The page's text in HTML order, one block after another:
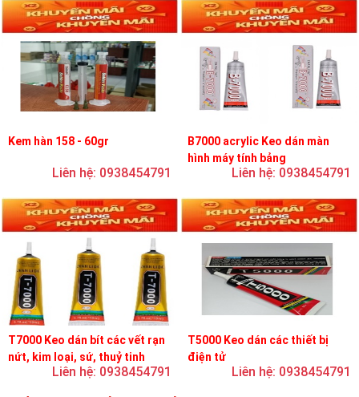
Kem hàn 158 - 60gr
Liên hệ: 0938454791
B7000 acrylic Keo dán màn
hình máy tính bảng
Liên hệ: 0938454791
T7000 Keo dán bít các vết rạn
nứt, kim loại, sứ, thuỷ tinh
Liên hệ: 0938454791
T5000 Keo dán các thiết bị
điện tử
Liên hệ: 0938454791